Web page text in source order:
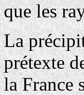
que les
La
prétexte
la France